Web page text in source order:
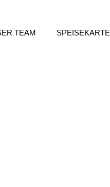
TEAM SPEISEKARTE